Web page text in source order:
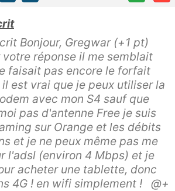
Bonjour, Gregwar (+1 pt)
réponse il me semblait
faisait pas encore le forfait
est vrai que je peux utiliser la
avec mon S4 sauf que
pas d'antenne Free je suis
sur Orange et les débits
et je ne peux même pas me
l'adsl (environ 4 Mbps) et je
acheter une tablette, donc
4G ! en wifi simplement ! @+